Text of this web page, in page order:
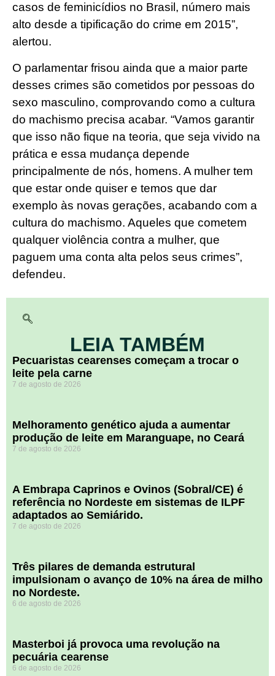
casos de feminicídios no Brasil, número mais
alto desde a tipificação do crime em 2015”,
alertou.
O parlamentar frisou ainda que a maior parte
desses crimes são cometidos por pessoas do
sexo masculino, comprovando como a cultura
do machismo precisa acabar. “Vamos garantir
que isso não fique na teoria, que seja vivido na
prática e essa mudança depende
principalmente de nós, homens. A mulher tem
que estar onde quiser e temos que dar
exemplo às novas gerações, acabando com a
cultura do machismo. Aqueles que cometem
qualquer violência contra a mulher, que
paguem uma conta alta pelos seus crimes”,
defendeu.
LEIA TAMBÉM
Pecuaristas cearenses começam a trocar o
leite pela carne
7 de agosto de 2026
Melhoramento genético ajuda a aumentar
produção de leite em Maranguape, no Ceará
7 de agosto de 2026
A Embrapa Caprinos e Ovinos (Sobral/CE) é
referência no Nordeste em sistemas de ILPF
adaptados ao Semiárido.
7 de agosto de 2026
​Três pilares de demanda estrutural
impulsionam o avanço de 10% na área de milho
no Nordeste.
6 de agosto de 2026
Masterboi já provoca uma revolução na
pecuária cearense
6 de agosto de 2026